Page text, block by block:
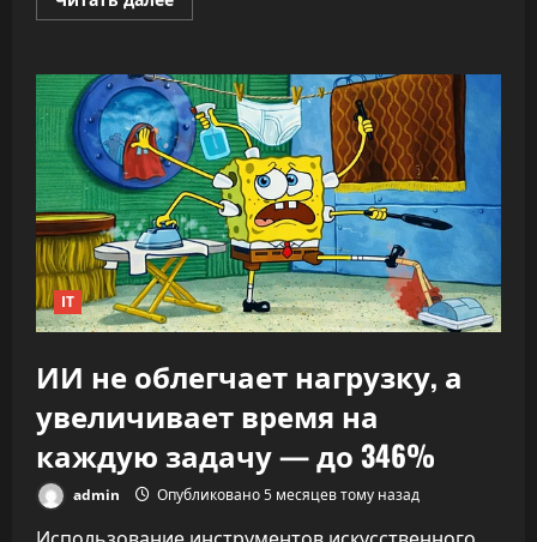
больше
знает,
что
делать»:
CEO
OpenAI
заявил,
что
ИИ
переписывает
правила
капитализма
IT
ИИ не облегчает нагрузку, а
увеличивает время на
каждую задачу — до 346%
admin Опубликовано 5 месяцев тому назад